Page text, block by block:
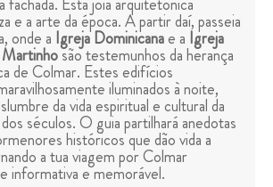
e a arte da época. A partir daí, passeia
onde a Igreja Dominicanae a Igreja
Martinhosão testemunhos da herança
de Colmar. Estes edifícios
iluminados à noite,
da vida espiritual e cultural da
séculos. O guia partilhará anedotas
históricos que dão vida a
a tua viagem por Colmar
informativa e memorável.